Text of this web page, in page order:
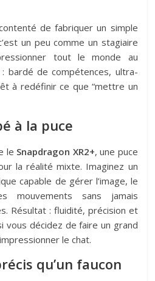
de fabriquer un simple
un peu comme un stagiaire
tout le monde au
bardé de compétences, ultra-
à redéfinir ce que “mettre un
à la puce
le Snapdragon XR2+, une puce
la réalité mixte. Imaginez un
capable de gérer l’image, le
mouvements sans jamais
Résultat : fluidité, précision et
vous décidez de faire un grand
le chat.
qu’un faucon